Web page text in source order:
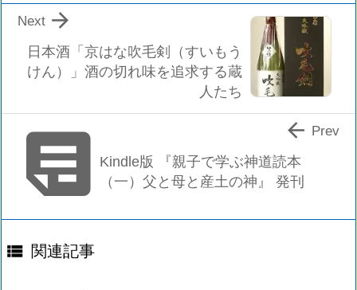
日本酒「京はな吹毛剣（すいもう
けん）」酒の切れ味を追求する蔵
人たち

Next
Kindle版 『親子で学ぶ神道読本
（一）父と母と産土の神』 発刊
 Prev
 関連記事